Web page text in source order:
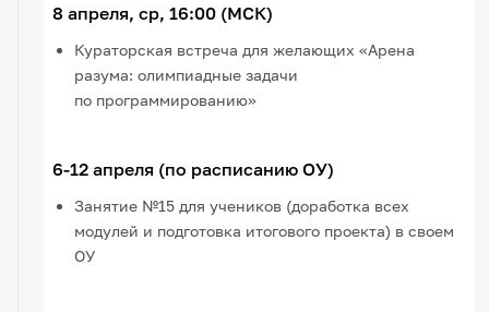
8 апреля, ср, 16:00 (МСК)
Кураторская встреча для желающих «Арена
разума: олимпиадные задачи
по программированию»
6-12 апреля (по расписанию ОУ)
Занятие №15 для учеников (доработка всех
модулей и подготовка итогового проекта) в своем
ОУ